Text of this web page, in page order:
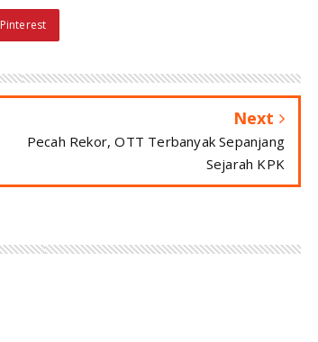
Pinterest
Next
Pecah Rekor, OTT Terbanyak Sepanjang
Sejarah KPK